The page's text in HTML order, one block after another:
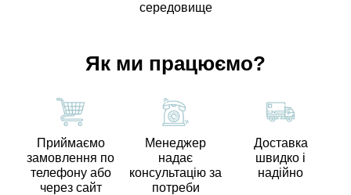
середовище
Як ми працюємо?
Приймаємо
замовлення по
телефону або
через сайт
Менеджер
надає
консультацію за
потреби
Доставка
швидко і
надійно